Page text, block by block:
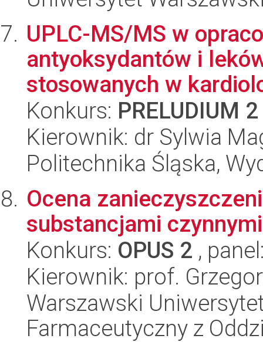
UPLC-MS/MS w
antyoksydantów i
stosowanych w
Konkurs: PRELUDIUM 2
Kierownik: dr Sylwia
Politechnika Śląska,
Ocena
substancjami
Konkurs: OPUS 2 ,
Kierownik: prof.
Warszawski
Farmaceutyczny z